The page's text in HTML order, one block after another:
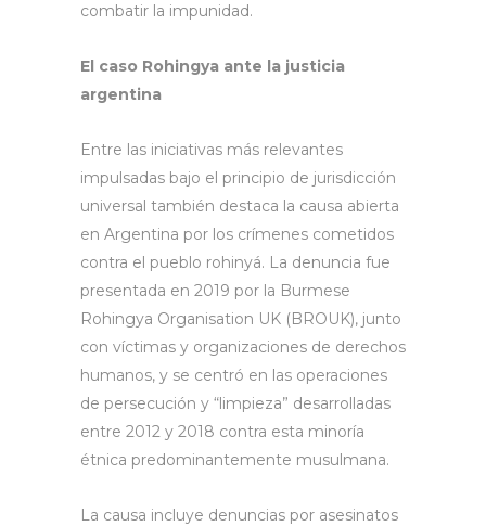
combatir la impunidad.
El caso Rohingya ante la justicia
argentina
Entre las iniciativas más relevantes
impulsadas bajo el principio de jurisdicción
universal también destaca la causa abierta
en Argentina por los crímenes cometidos
contra el pueblo rohinyá. La denuncia fue
presentada en 2019 por la Burmese
Rohingya Organisation UK (BROUK), junto
con víctimas y organizaciones de derechos
humanos, y se centró en las operaciones
de persecución y “limpieza” desarrolladas
entre 2012 y 2018 contra esta minoría
étnica predominantemente musulmana.
La causa incluye denuncias por asesinatos